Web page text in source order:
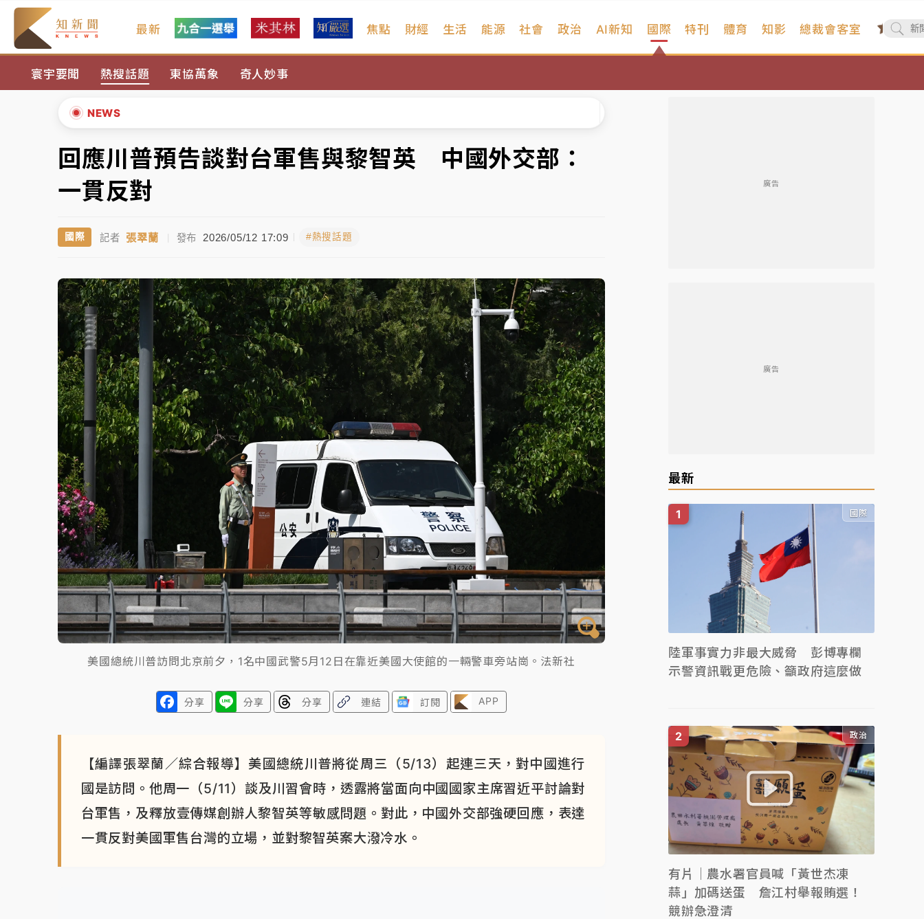
最新 焦點 財經 生活 能源 社會 政治 AI新知 國際
寰宇要聞 熱搜話題 東協萬象 奇人妙事
特刊 體育 知影 總裁會客室
NEWS
暑假過三周才推「E宿新北打卡趣」！抽獎程序複雜 觀旅局回應了
中信慈善基金會想增加董事人數！辜仲諒向法院聲請遭駁 理由曝光
故宮《龍藏經》特展第2檔！今線上預約開賣一度塞車 周六起展出延長至晚上7時
台東農業處長涉圖利渡假村！東檢抗告成功 今重開羈押庭
女律師陳昱瑄詐慈濟10億！黃金158kg遭查扣畫面曝光
中信慈善基金會想增加董事人數！辜仲諒向法院聲請遭駁 理由曝光
故宮《龍藏經》特展第2檔！今線上預約開賣一度塞車 周六起展出延長至晚上7時
台東農業處長涉圖利渡假村！東檢抗告成功 今重開羈押庭
父親節泡湯了！中颱白海豚雨彈轟3天 「紅到發紫」降雨熱區曝
▲
回應川普預告談對台軍售與黎智英 中國外交部：
一貫反對
國際 記者 張翠蘭 | 發布 2026/05/12 17:09 #熱搜話題
美國總統川普訪問北京前夕，1名中國武警5月12日在靠近美國大使館的一輛警車旁站崗。法新社
分享 分享 分享 連結 訂閱 APP
【編譯張翠蘭／綜合報導】美國總統川普將從周三（5/13）起連三天，對中國進行
國是訪問。他周一（5/11）談及川習會時，透露將當面向中國國家主席習近平討論對
台軍售，及釋放壹傳媒創辦人黎智英等敏感問題。對此，中國外交部強硬回應，表達
一貫反對美國軍售台灣的立場，並對黎智英案大潑冷水。
廣告
廣告
最新
國際
陸軍事實力非最大威脅 彭博專欄
示警資訊戰更危險、籲政府這麼做
政治
有片｜農水署官員喊「黃世杰凍
蒜」加碼送蛋 詹江村舉報賄選！
競辦急澄清